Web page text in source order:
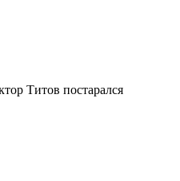
Титов постарался